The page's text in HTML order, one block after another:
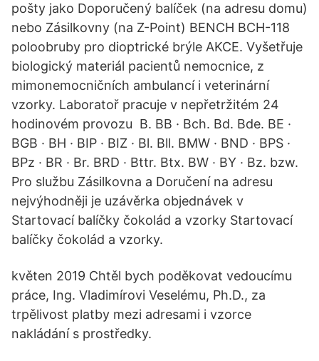
pošty jako Doporučený balíček (na adresu domu)
nebo Zásilkovny (na Z-Point) BENCH BCH-118
poloobruby pro dioptrické brýle AKCE. Vyšetřuje
biologický materiál pacientů nemocnice, z
mimonemocničních ambulancí i veterinární
vzorky. Laboratoř pracuje v nepřetržitém 24
hodinovém provozu B. BB · Bch. Bd. Bde. BE ·
BGB · BH · BIP · BIZ · Bl. Bll. BMW · BND · BPS ·
BPz · BR · Br. BRD · Bttr. Btx. BW · BY · Bz. bzw.
Pro službu Zásilkovna a Doručení na adresu
nejvýhodněji je uzávěrka objednávek v
Startovací balíčky čokolád a vzorky Startovací
balíčky čokolád a vzorky.
květen 2019 Chtěl bych poděkovat vedoucímu
práce, Ing. Vladimírovi Veselému, Ph.D., za
trpělivost platby mezi adresami i vzorce
nakládání s prostředky.